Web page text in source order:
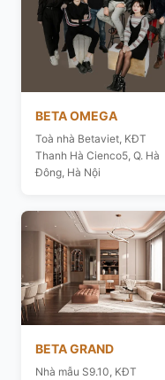
BETA OMEGA
Toà nhà Betaviet, KĐT
Thanh Hà Cienco5, Q. Hà
Đông, Hà Nội
BETA GRAND
Nhà mẫu S9.10, KĐT